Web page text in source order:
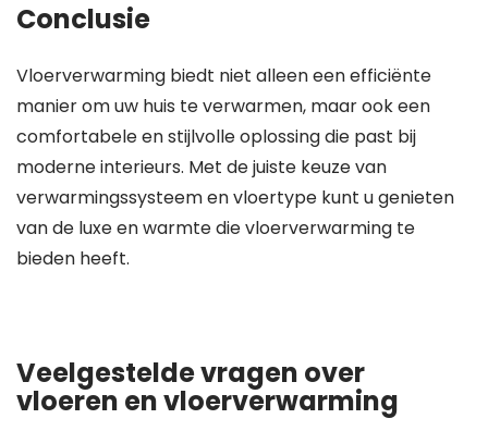
Conclusie
Vloerverwarming biedt niet alleen een efficiënte
manier om uw huis te verwarmen, maar ook een
comfortabele en stijlvolle oplossing die past bij
moderne interieurs. Met de juiste keuze van
verwarmingssysteem en vloertype kunt u genieten
van de luxe en warmte die vloerverwarming te
bieden heeft.
Veelgestelde vragen over
vloeren en vloerverwarming